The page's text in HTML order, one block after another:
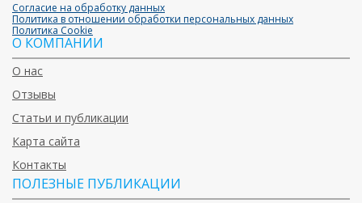
Согласие на обработку данных
Политика в отношении обработки персональных данных
Политика Cookie
О КОМПАНИИ
О нас
Отзывы
Статьи и публикации
Карта сайта
Контакты
ПОЛЕЗНЫЕ ПУБЛИКАЦИИ